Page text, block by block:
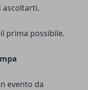
ascoltarti.
prima possibile.
evento da